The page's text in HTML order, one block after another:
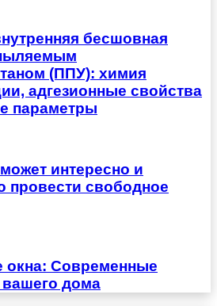
бесшовная
(ППУ): химия
адгезионные свойства
параметры
интересно и
провести свободное
окна: Современные
дома